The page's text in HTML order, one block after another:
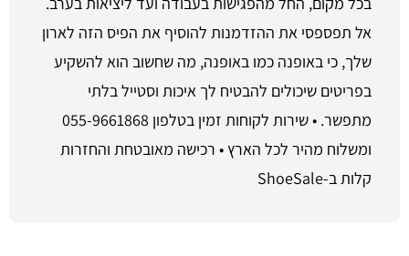
אל תפספסי את ההזדמנות להוסיף את הפיס הזה לארון
שלך, כי באופנה כמו באופנה, מה שחשוב הוא להשקיע
בפריטים שיכולים להבטיח לך איכות וסטייל בלתי
מתפשר. • שירות לקוחות זמין בטלפון 055-9661868
ומשלוח מהיר לכל הארץ • רכישה מאובטחת והחזרות
קלות ב-ShoeSale